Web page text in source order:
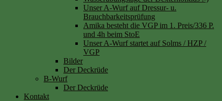
Unser A-Wurf auf Dressur- u.
Brauchbarkeitsprüfung
Amika besteht die VGP im 1. Preis/336 P.
und 4h beim StoE
Unser A-Wurf startet auf Solms / HZP /
VGP
Bilder
Der Deckrüde
B-Wurf
Der Deckrüde
Kontakt